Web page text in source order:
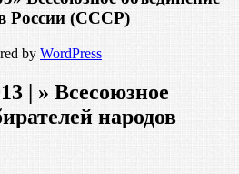
России (СССР)
by WordPress
| » Всесоюзное
народов